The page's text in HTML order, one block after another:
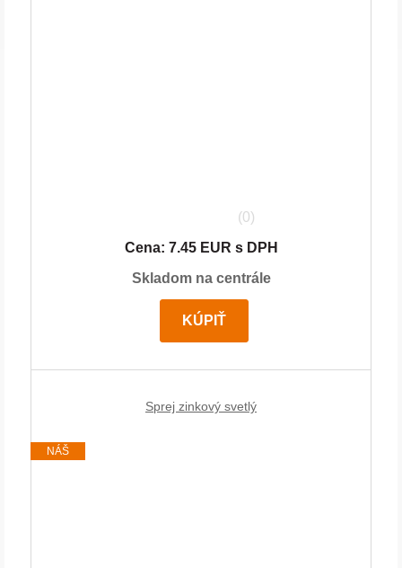
(0)
Cena: 7.45 EUR s DPH
Skladom na centrále
KÚPIŤ
Sprej zinkový svetlý
NÁŠ